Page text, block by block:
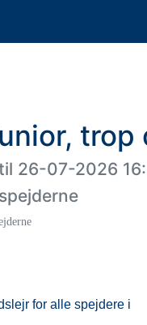
trop
26-07-2026
for alle spejdere i